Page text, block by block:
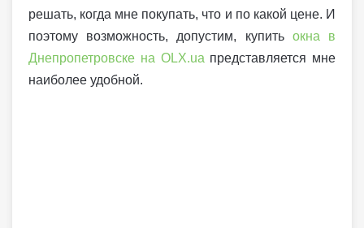
решать, когда мне покупать, что и по какой цене. И
поэтому возможность, допустим, купить окна в
Днепропетровске на OLX.ua представляется мне
наиболее удобной.